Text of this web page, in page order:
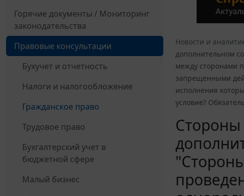
Горячие документы / Мониторинг
законодательства
Правовые консультации
Бухучет и отчетность
Налоги и налогообложение
Гражданское право
Трудовое право
Бухгалтерский учет в
бюджетной сфере
Малый бизнес
Новости и
дополнительном
между сторонами
запрещенными
исполнения
условие?
Стороны